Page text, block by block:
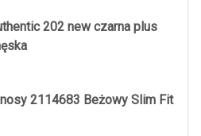
202 new czarna plus
2114683 Beżowy Slim Fit